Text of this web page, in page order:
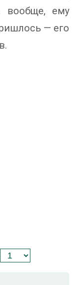
вообще, ему
— его